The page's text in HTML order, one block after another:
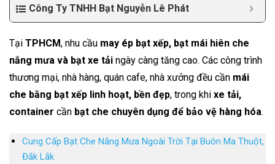
Công Ty TNHH Bạt Nguyễn Lê Phát
Tại TPHCM, nhu cầu may ép bạt xếp, bạt mái hiên che
nắng mưa và bạt xe tải ngày càng tăng cao. Các công trình
thương mại, nhà hàng, quán cafe, nhà xưởng đều cần mái
che bằng bạt xếp linh hoạt, bền đẹp, trong khi xe tải,
container cần bạt che chuyên dụng để bảo vệ hàng hóa.
Cung Cấp Bạt Che Nắng Mưa Ngoài Trời Tại Buôn Ma Thuột,
Đắk Lắk